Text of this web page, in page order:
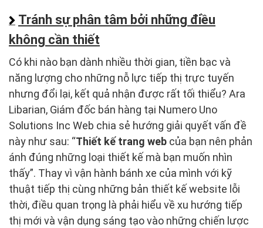
Tránh sự phân tâm bởi những điều
không cần thiết
Có khi nào bạn dành nhiều thời gian, tiền bạc và
năng lượng cho những nỗ lực tiếp thị trực tuyến
nhưng đổi lại, kết quả nhận được rất tối thiểu? Ara
Libarian, Giám đốc bán hàng tại Numero Uno
Solutions Inc Web chia sẻ hướng giải quyết vấn đề
này như sau: “Thiết kế trang web của bạn nên phản
ánh đúng những loại thiết kế mà bạn muốn nhìn
thấy”. Thay vì vận hành bánh xe của mình với kỹ
thuật tiếp thị cùng những bản thiết kế website lỗi
thời, điều quan trọng là phải hiểu về xu hướng tiếp
thị mới và vận dụng sáng tạo vào những chiến lược